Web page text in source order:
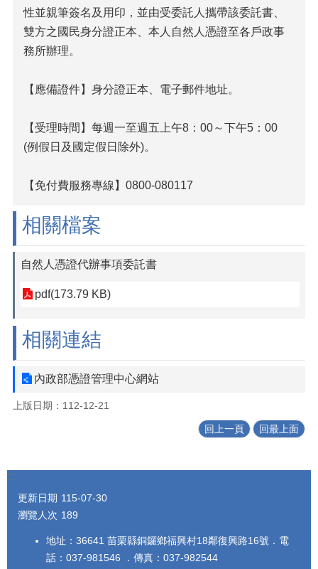
性並親筆簽名及用印，並由受委託人攜帶該委託書、
雙方之國民身分證正本、本人自然人憑證至各戶政事
務所辦理。
【應備證件】身分證正本、電子郵件地址。
【受理時間】每週一至週五上午8：00～下午5：00
(例假日及國定假日除外)。
【免付費服務專線】0800-080117
相關檔案
自然人憑證代辦事項委託書
pdf(173.79 KB)
相關連結
內政部憑證管理中心網站
上版日期：112-12-21
回上一頁 回最上面
:::
更新日期 115-07-30
瀏覽人次 189
地址：36641 苗栗縣銅鑼鄉福興村18鄰復興路16號．電
話：037-981546 ．傳真：037-982544